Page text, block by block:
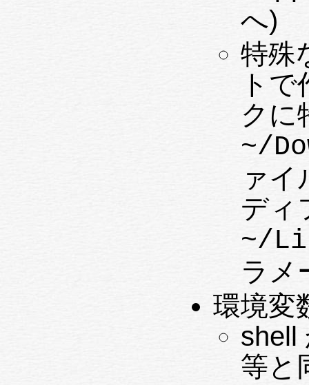
へ)
特殊
ト
クに
~/
ァ
ディ
~/
ラメ
環境変
shell
等と